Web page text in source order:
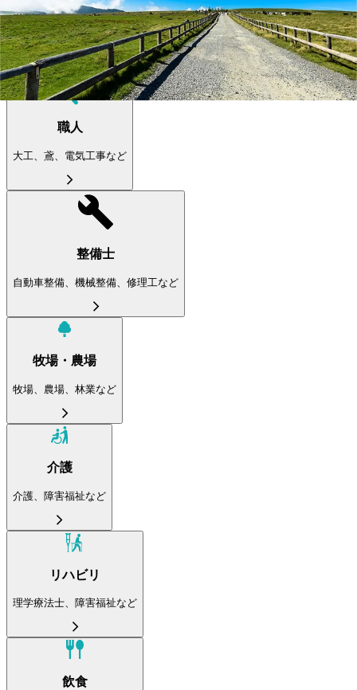
製造職
オペレーター・品質管理など
職人
大工、鳶、電気工事など
整備士
自動車整備、機械整備、修理工など
牧場・農場
牧場、農場、林業など
介護
介護、障害福祉など
リハビリ
理学療法士、障害福祉など
飲食